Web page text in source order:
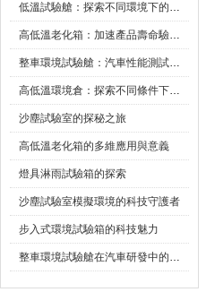
低溫試驗艙：探索不同環境下的科技邊界
高低溫老化箱：加速產品壽命驗證的可靠夥伴
整車環境試驗艙：汽車性能測試的設備
高低溫環境倉：探索不同條件下的科學奧秘
沙塵試驗室的探秘之旅
高低溫老化箱的多維應用與意義
燈具淋雨試驗箱的探索
沙塵試驗室模擬環境的科技守護者
步入式環境試驗箱的科技魅力
整車環境試驗艙在汽車研發中的作用